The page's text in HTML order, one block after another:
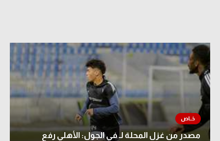
مصدر من غزل المحلة لـ في الجول: الأهلي رفع